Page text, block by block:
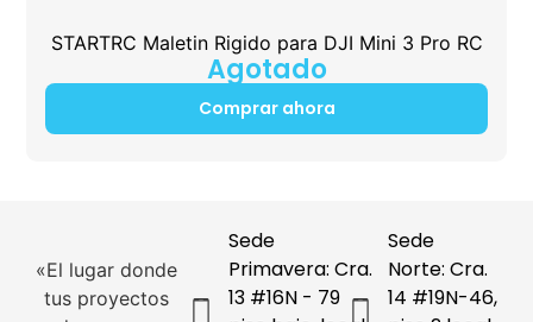
STARTRC Maletin Rigido para DJI Mini 3 Pro RC
Agotado
Comprar ahora
«El lugar donde
tus proyectos
Sede
Primavera: Cra.
13 #16N - 79
Sede
Norte: Cra.
14 #19N-46,